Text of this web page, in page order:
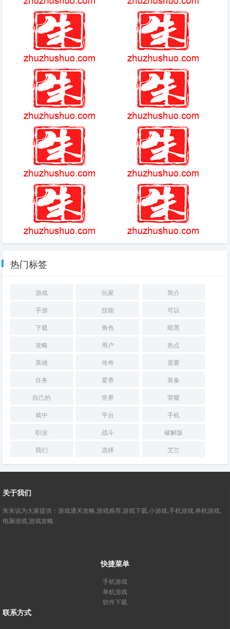
996传奇盒子官网简介 传奇1.80版本攻略
爆炸猫安卓版简介 宝可梦大集结2024最新版简介
dnf自带100异常抗性的职业 艾萨克 赫尔佐格
空涡龙用什么球抓 三国群英传1
热门标签
游戏 玩家
简介
手游
技能
可以
下载
角色
暗黑
攻略
用户
热点
英雄
传奇
需要
任务
爱养
装备
自己的
世界
荣耀
戏中
平台
手机
职业
战斗
破解版
我们
选择 艾兰
关于我们
朱朱说为大家提供：游戏通关攻略,游戏推荐,游戏下载,小游戏,手机游戏,单机游戏,
电脑游戏,游戏攻略.
快捷菜单
手机游戏
单机游戏
软件下载
联系方式